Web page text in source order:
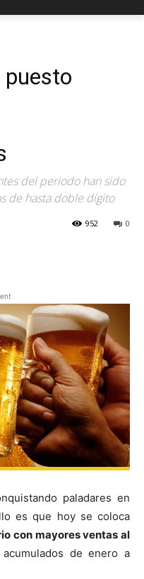
puesto
del periodo han sido
de hasta doble dígito
0
952
paladares en
es que hoy se coloca
con mayores ventas al
de enero a